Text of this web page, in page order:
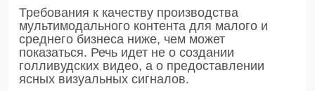
Требования к качеству производства
мультимодального контента для малого и
среднего бизнеса ниже, чем может
показаться. Речь идет не о создании
голливудских видео, а о предоставлении
ясных визуальных сигналов.